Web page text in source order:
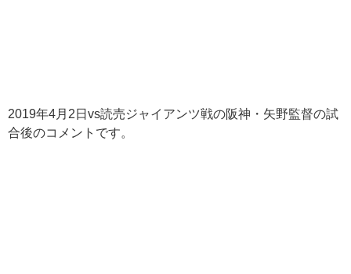
2019年4 月 2 日 vs読売ジャイアンツ戦の阪神・矢野監督の試
合後のコメントです。